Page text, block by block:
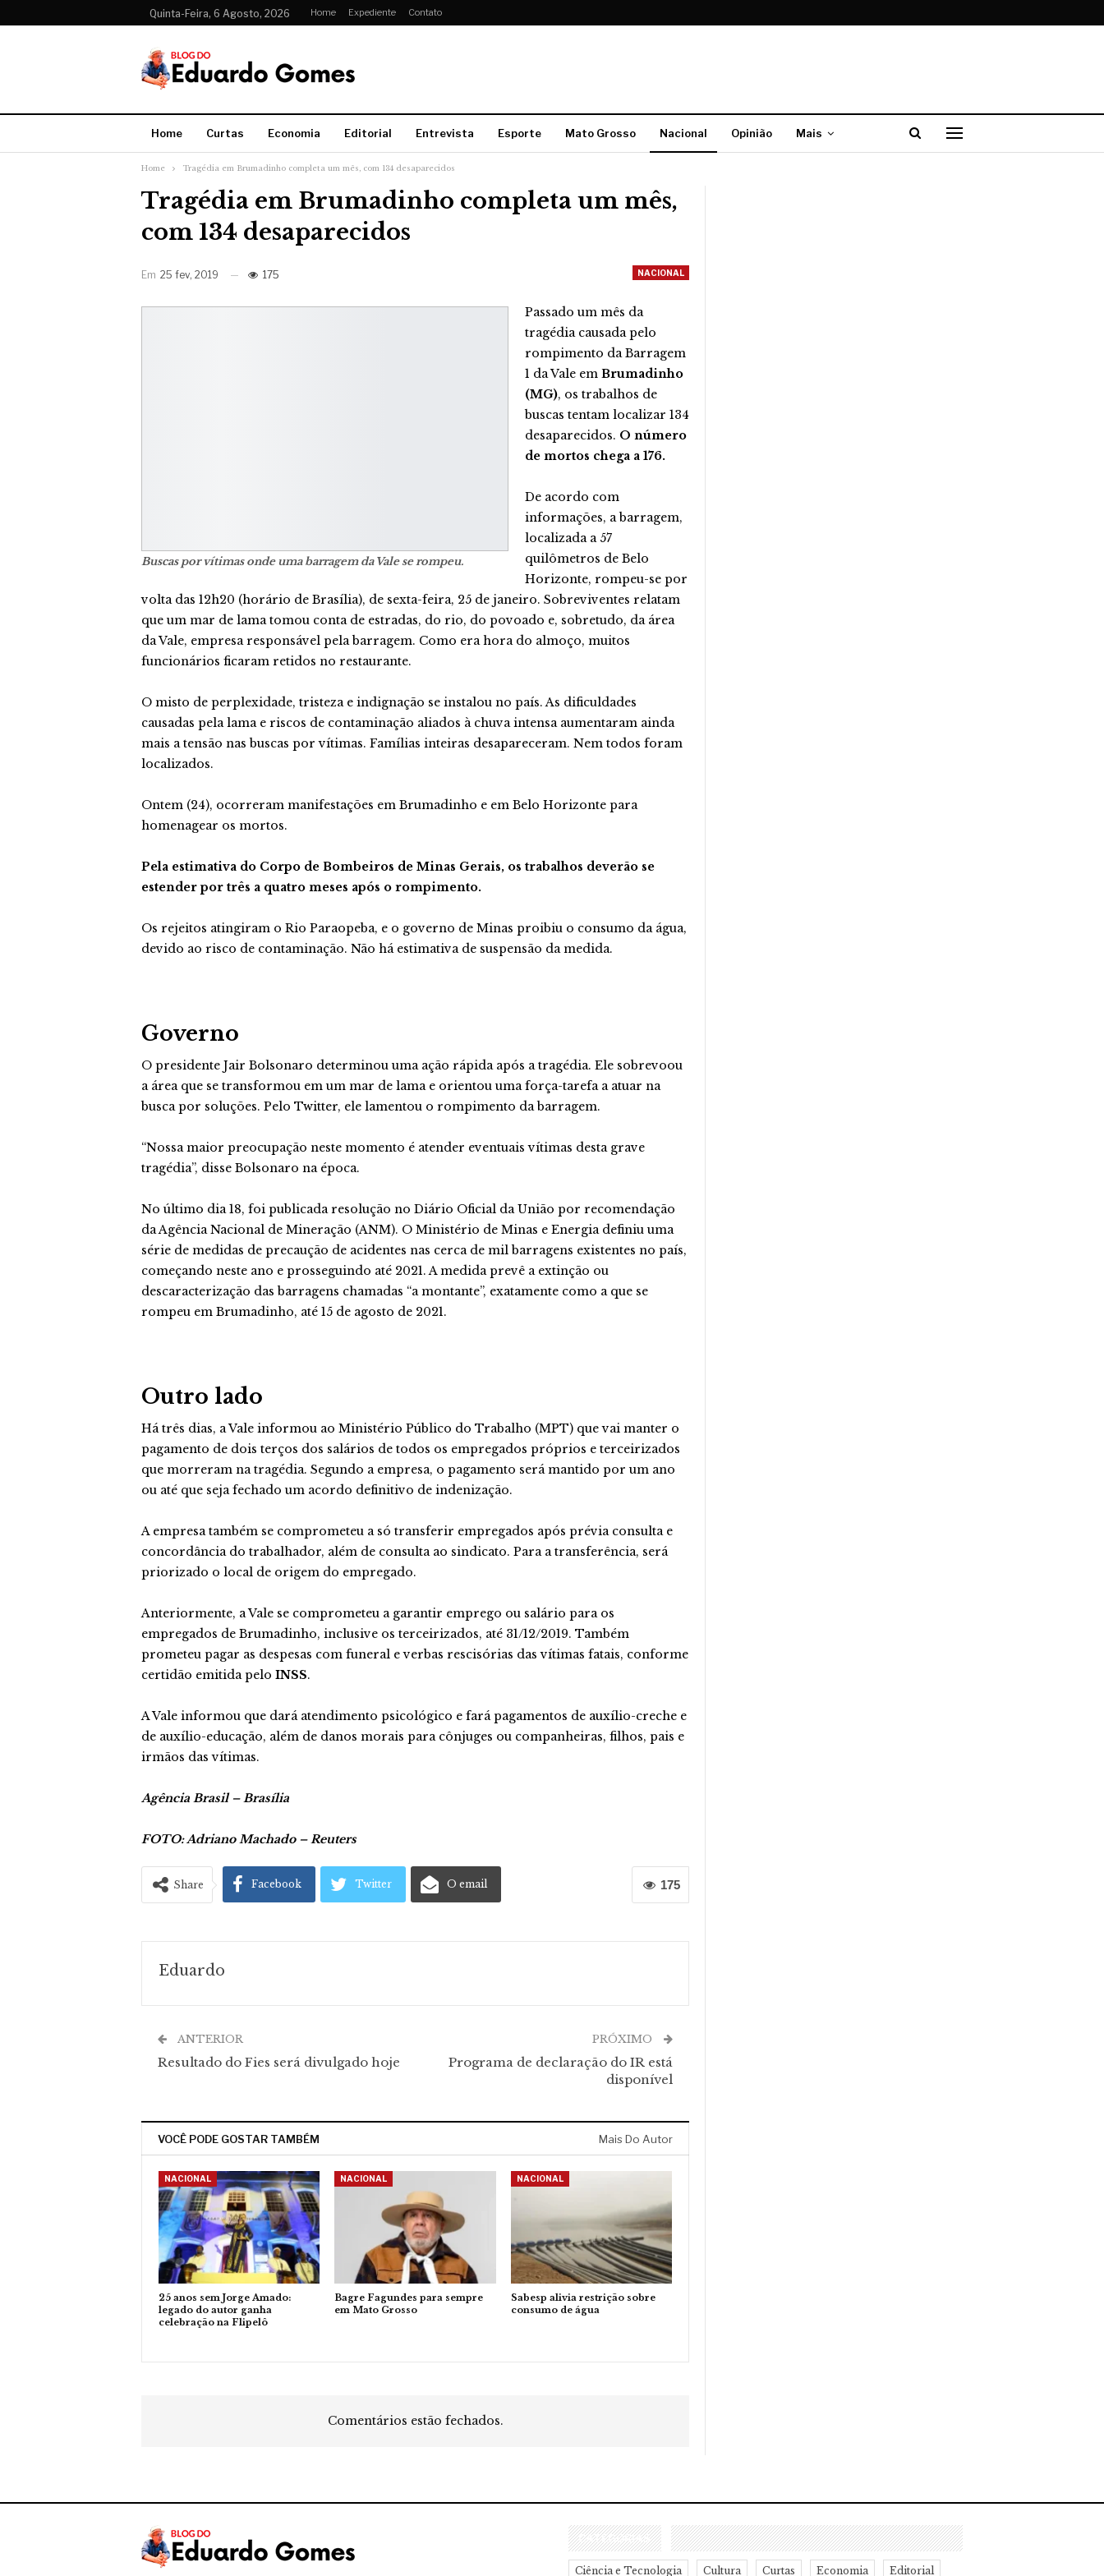
Quinta-Feira, 6 Agosto, 2026 Home Expediente Contato
Home Curtas Economia Editorial Entrevista Esporte Mato Grosso Nacional Opinião Mais
Home Tragédia em Brumadinho completa um mês, com 134 desaparecidos
Tragédia em Brumadinho completa um mês,
com 134 desaparecidos
NACIONAL
Em 25 fev, 2019 175
Buscas por vítimas onde uma barragem da Vale se rompeu.
Passado um mês da
tragédia causada pelo
rompimento da Barragem
1 da Vale em Brumadinho
(MG), os trabalhos de
buscas tentam localizar 134
desaparecidos. O número
de mortos chega a 176.
De acordo com
informações, a barragem,
localizada a 57
quilômetros de Belo
Horizonte, rompeu-se por
volta das 12h20 (horário de Brasília), de sexta-feira, 25 de janeiro. Sobreviventes relatam
que um mar de lama tomou conta de estradas, do rio, do povoado e, sobretudo, da área
da Vale, empresa responsável pela barragem. Como era hora do almoço, muitos
funcionários ficaram retidos no restaurante.
O misto de perplexidade, tristeza e indignação se instalou no país. As dificuldades
causadas pela lama e riscos de contaminação aliados à chuva intensa aumentaram ainda
mais a tensão nas buscas por vítimas. Famílias inteiras desapareceram. Nem todos foram
localizados.
Ontem (24), ocorreram manifestações em Brumadinho e em Belo Horizonte para
homenagear os mortos.
Pela estimativa do Corpo de Bombeiros de Minas Gerais, os trabalhos deverão se
estender por três a quatro meses após o rompimento.
Os rejeitos atingiram o Rio Paraopeba, e o governo de Minas proibiu o consumo da água,
devido ao risco de contaminação. Não há estimativa de suspensão da medida.
Governo
O presidente Jair Bolsonaro determinou uma ação rápida após a tragédia. Ele sobrevoou
a área que se transformou em um mar de lama e orientou uma força-tarefa a atuar na
busca por soluções. Pelo Twitter, ele lamentou o rompimento da barragem.
“Nossa maior preocupação neste momento é atender eventuais vítimas desta grave
tragédia”, disse Bolsonaro na época.
No último dia 18, foi publicada resolução no Diário Oficial da União por recomendação
da Agência Nacional de Mineração (ANM). O Ministério de Minas e Energia definiu uma
série de medidas de precaução de acidentes nas cerca de mil barragens existentes no país,
começando neste ano e prosseguindo até 2021. A medida prevê a extinção ou
descaracterização das barragens chamadas “a montante”, exatamente como a que se
rompeu em Brumadinho, até 15 de agosto de 2021.
Outro lado
Há três dias, a Vale informou ao Ministério Público do Trabalho (MPT) que vai manter o
pagamento de dois terços dos salários de todos os empregados próprios e terceirizados
que morreram na tragédia. Segundo a empresa, o pagamento será mantido por um ano
ou até que seja fechado um acordo definitivo de indenização.
A empresa também se comprometeu a só transferir empregados após prévia consulta e
concordância do trabalhador, além de consulta ao sindicato. Para a transferência, será
priorizado o local de origem do empregado.
Anteriormente, a Vale se comprometeu a garantir emprego ou salário para os
empregados de Brumadinho, inclusive os terceirizados, até 31/12/2019. Também
prometeu pagar as despesas com funeral e verbas rescisórias das vítimas fatais, conforme
certidão emitida pelo INSS.
A Vale informou que dará atendimento psicológico e fará pagamentos de auxílio-creche e
de auxílio-educação, além de danos morais para cônjuges ou companheiras, filhos, pais e
irmãos das vítimas.
Agência Brasil – Brasília
FOTO: Adriano Machado – Reuters
175
Share Facebook Twitter O email
Eduardo
ANTERIOR
Resultado do Fies será divulgado hoje
PRÓXIMO
Programa de declaração do IR está
disponível
VOCÊ PODE GOSTAR TAMBÉM Mais Do Autor
NACIONAL
25 anos sem Jorge Amado:
legado do autor ganha
celebração na Flipelô
NACIONAL
Bagre Fagundes para sempre
em Mato Grosso
NACIONAL
Sabesp alivia restrição sobre
consumo de água
Comentários estão fechados.
CATEGORIAS
Ciência e Tecnologia Cultura Curtas Economia Editorial